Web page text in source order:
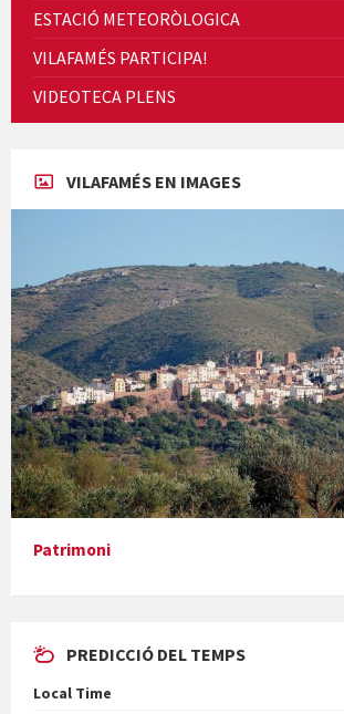
Cicle de Cine i Dones rurals
Concerts al Museu
Presentació del llibre &quot;La
En Bum
ESTACIÓ METEORÒLOGICA
VILAFAMÉS PARTICIPA!
VIDEOTECA PLENS
VILAFAMÉS EN IMAGES
Patrimoni
PREDICCIÓ DEL TEMPS
Local Time